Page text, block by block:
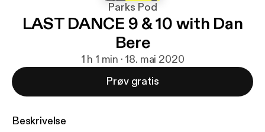
Parks Pod
LAST DANCE 9 & 10 with Dan
Bere
1 h 1 min · 18. mai 2020
Prøv gratis
Beskrivelse